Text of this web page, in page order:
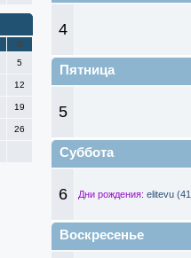
В
5
12
19
26
4
Пятница
5
Суббота
6 Дни рождения: elitevu
Воскресенье